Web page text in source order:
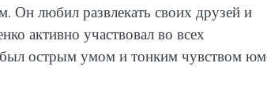
Он любил развлекать своих друзей и
активно участвовал во всех
острым умом и тонким чувством